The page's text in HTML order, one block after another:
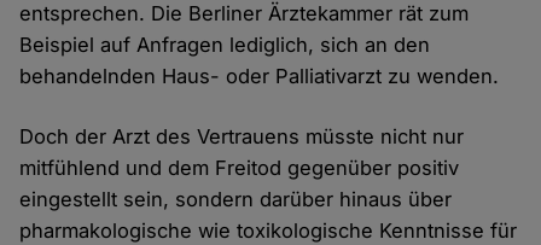
entsprechen. Die Berliner Ärztekammer rät zum
Beispiel auf Anfragen lediglich, sich an den
behandelnden Haus- oder Palliativarzt zu wenden.
Doch der Arzt des Vertrauens müsste nicht nur
mitfühlend und dem Freitod gegenüber positiv
eingestellt sein, sondern darüber hinaus über
pharmakologische wie toxikologische Kenntnisse für